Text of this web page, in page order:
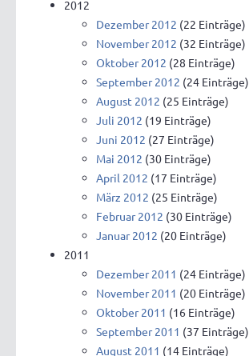
2012
Dezember 2012 (22 Einträge)
November 2012 (32 Einträge)
Oktober 2012 (28 Einträge)
September 2012 (24 Einträge)
August 2012 (25 Einträge)
Juli 2012 (19 Einträge)
Juni 2012 (27 Einträge)
Mai 2012 (30 Einträge)
April 2012 (17 Einträge)
März 2012 (25 Einträge)
Februar 2012 (30 Einträge)
Januar 2012 (20 Einträge)
2011
Dezember 2011 (24 Einträge)
November 2011 (20 Einträge)
Oktober 2011 (16 Einträge)
September 2011 (37 Einträge)
August 2011 (14 Einträge)